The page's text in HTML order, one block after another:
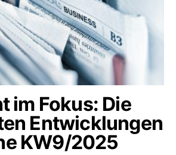
im Fokus: Die
Entwicklungen
KW9/2025